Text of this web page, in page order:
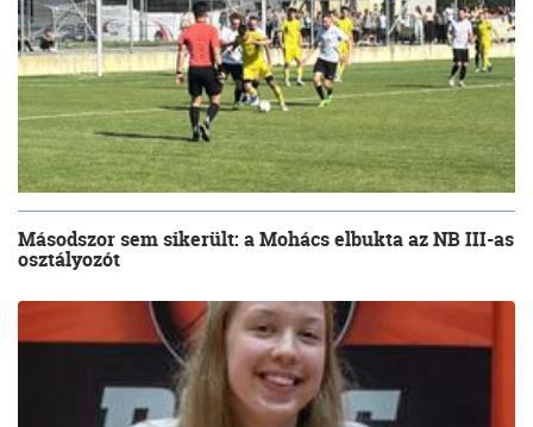
Másodszor sem sikerült: a Mohács elbukta az NB III-as
osztályozót